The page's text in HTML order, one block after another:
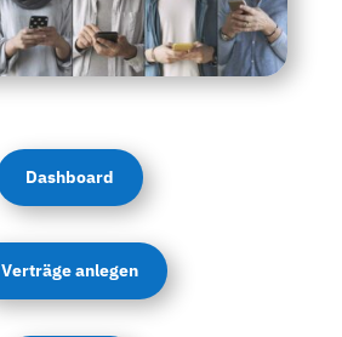
Dashboard
Verträge anlegen